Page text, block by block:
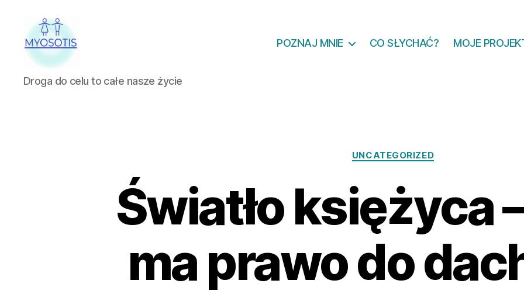
FUNDACJA
OBRONY
Droga do celu to całe nasze życie
POZNAJ MNIE CO SŁYCHAĆ? MOJE
Kategorie
UNCATEGORIZED
Światło księżyca
ma prawo do